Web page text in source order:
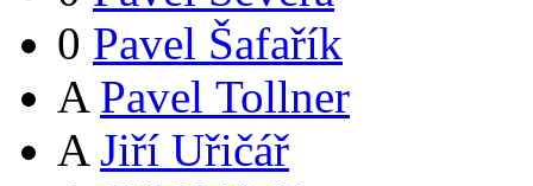
0 Pavel Šafařík
A Pavel Tollner
A Jiří Uřičář